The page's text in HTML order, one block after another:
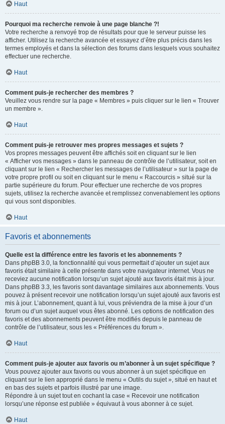
Haut
Pourquoi ma recherche renvoie à une page blanche ?!
Votre recherche a renvoyé trop de résultats pour que le serveur puisse les
afficher. Utilisez la recherche avancée et essayez d’être plus précis dans les
termes employés et dans la sélection des forums dans lesquels vous souhaitez
effectuer une recherche.
Haut
Comment puis-je rechercher des membres ?
Veuillez vous rendre sur la page « Membres » puis cliquer sur le lien « Trouver
un membre ».
Haut
Comment puis-je retrouver mes propres messages et sujets ?
Vos propres messages peuvent être affichés soit en cliquant sur le lien
« Afficher vos messages » dans le panneau de contrôle de l’utilisateur, soit en
cliquant sur le lien « Rechercher les messages de l’utilisateur » sur la page de
votre propre profil ou soit en cliquant sur le menu « Raccourcis » situé sur la
partie supérieure du forum. Pour effectuer une recherche de vos propres
sujets, utilisez la recherche avancée et remplissez convenablement les options
qui vous sont disponibles.
Haut
Favoris et abonnements
Quelle est la différence entre les favoris et les abonnements ?
Dans phpBB 3.0, la fonctionnalité qui vous permettait d’ajouter un sujet aux
favoris était similaire à celle présente dans votre navigateur internet. Vous ne
receviez aucune notification lorsqu’un sujet ajouté aux favoris était mis à jour.
Dans phpBB 3.3, les favoris sont davantage similaires aux abonnements. Vous
pouvez à présent recevoir une notification lorsqu’un sujet ajouté aux favoris est
mis à jour. L’abonnement, quant à lui, vous préviendra de la mise à jour d’un
forum ou d’un sujet auquel vous êtes abonné. Les options de notification des
favoris et des abonnements peuvent être modifiés depuis le panneau de
contrôle de l’utilisateur, sous les « Préférences du forum ».
Haut
Comment puis-je ajouter aux favoris ou m’abonner à un sujet spécifique ?
Vous pouvez ajouter aux favoris ou vous abonner à un sujet spécifique en
cliquant sur le lien approprié dans le menu « Outils du sujet », situé en haut et
en bas des sujets et parfois illustré par une image.
Répondre à un sujet tout en cochant la case « Recevoir une notification
lorsqu’une réponse est publiée » équivaut à vous abonner à ce sujet.
Haut